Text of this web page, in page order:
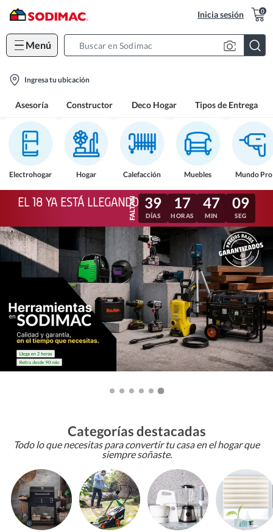
Inicia sesión 0
Menú
location-
Ingresa tu ubicación
Asesoría Constructor Deco Hogar Tipos de Entrega
Electrohogar Hogar Calefacción Muebles Mundo Pro
EL 18 YA ESTÁ LLEGANDO 39
DÍAS
17
HORAS
47
MIN
06
SEG
Categorías destacadas
Todo lo que necesitas para convertir tu casa en el hogar que
siempre soñaste.